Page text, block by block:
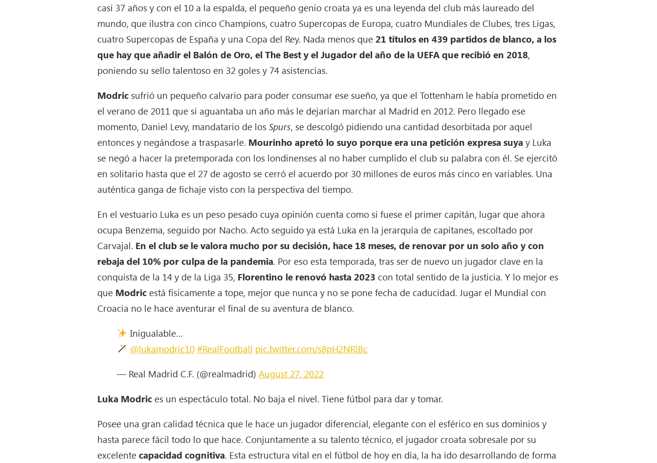
casi 37 años y con el 10 a la espalda, el pequeño genio croata ya es una leyenda del club más laureado del
mundo, que ilustra con cinco Champions, cuatro Supercopas de Europa, cuatro Mundiales de Clubes, tres Ligas,
cuatro Supercopas de España y una Copa del Rey. Nada menos que 21 títulos en 439 partidos de blanco, a los
que hay que añadir el Balón de Oro, el The Best y el Jugador del año de la UEFA que recibió en 2018,
poniendo su sello talentoso en 32 goles y 74 asistencias.
Modric sufrió un pequeño calvario para poder consumar ese sueño, ya que el Tottenham le había prometido en
el verano de 2011 que si aguantaba un año más le dejarían marchar al Madrid en 2012. Pero llegado ese
momento, Daniel Levy, mandatario de losSpurs, se descolgó pidiendo una cantidad desorbitada por aquel
entonces y negándose a traspasarle. Mourinho apretó lo suyo porque era una petición expresa suyay Luka
se negó a hacer la pretemporada con los londinenses al no haber cumplido el club su palabra con él. Se ejercitó
en solitario hasta que el 27 de agosto se cerró el acuerdo por 30 millones de euros más cinco en variables. Una
auténtica ganga de fichaje visto con la perspectiva del tiempo.
En el vestuario Luka es un peso pesado cuya opinión cuenta como si fuese el primer capitán, lugar que ahora
ocupa Benzema, seguido por Nacho. Acto seguido ya está Luka en la jerarquía de capitanes, escoltado por
Carvajal. En el club se le valora mucho por su decisión, hace 18 meses, de renovar por un solo año y con
rebaja del 10% por culpa de la pandemia. Por eso esta temporada, tras ser de nuevo un jugador clave en la
conquista de la 14 y de la Liga 35, Florentino le renovó hasta 2023 con total sentido de la justicia. Y lo mejor es
que Modric está físicamente a tope, mejor que nunca y no se pone fecha de caducidad. Jugar el Mundial con
Croacia no le hace aventurar el final de su aventura de blanco.
Inigualable…
@lukamodric10 #RealFootball pic.twitter.com/s8pH2NRlBc
— Real Madrid C.F. (@realmadrid)August 27, 2022
Luka Modric es un espectáculo total. No baja el nivel. Tiene fútbol para dar y tomar.
Posee una gran calidad técnica que le hace un jugador diferencial, elegante con el esférico en sus dominios y
hasta parece fácil todo lo que hace. Conjuntamente a su talento técnico, el jugador croata sobresale por su
excelentecapacidad cognitiva. Esta estructura vital en el fútbol de hoy en día, la ha ido desarrollando de forma